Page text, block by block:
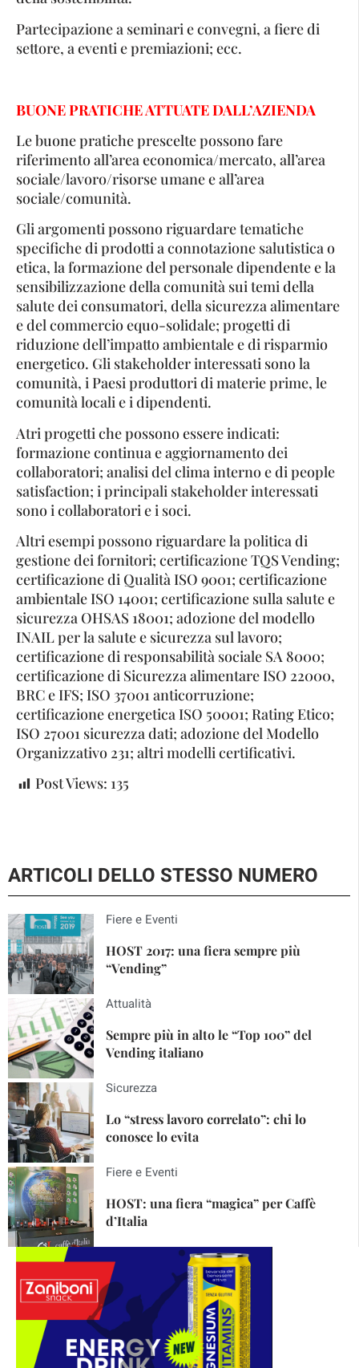
Partecipazione a seminari e convegni, a fiere di
settore, a eventi e premiazioni; ecc.
BUONE PRATICHE ATTUATE DALL’AZIENDA
Le buone pratiche prescelte possono fare
riferimento all’area economica/mercato, all’area
sociale/lavoro/risorse umane e all’area
sociale/comunità.
Gli argomenti possono riguardare tematiche
specifiche di prodotti a connotazione salutistica o
etica, la formazione del personale dipendente e la
sensibilizzazione della comunità sui temi della
salute dei consumatori, della sicurezza alimentare
e del commercio equo-solidale; progetti di
riduzione dell’impatto ambientale e di risparmio
energetico. Gli stakeholder interessati sono la
comunità, i Paesi produttori di materie prime, le
comunità locali e i dipendenti.
Atri progetti che possono essere indicati:
formazione continua e aggiornamento dei
collaboratori; analisi del clima interno e di people
satisfaction; i principali stakeholder interessati
sono i collaboratori e i soci.
Altri esempi possono riguardare la politica di
gestione dei fornitori; certificazione TQS Vending;
certificazione di Qualità ISO 9001; certificazione
ambientale ISO 14001; certificazione sulla salute e
sicurezza OHSAS 18001; adozione del modello
INAIL per la salute e sicurezza sul lavoro;
certificazione di responsabilità sociale SA 8000;
certificazione di Sicurezza alimentare ISO 22000,
BRC e IFS; ISO 37001 anticorruzione;
certificazione energetica ISO 50001; Rating Etico;
ISO 27001 sicurezza dati; adozione del Modello
Organizzativo 231; altri modelli certificativi.
Post Views: 135
ARTICOLI DELLO STESSO NUMERO
Fiere e Eventi
HOST 2017: una fiera sempre più
“Vending”
Attualità
Sempre più in alto le “Top 100” del
Vending italiano
Sicurezza
Lo “stress lavoro correlato”: chi lo
conosce lo evita
Fiere e Eventi
HOST: una fiera “magica” per Caffè
d’Italia